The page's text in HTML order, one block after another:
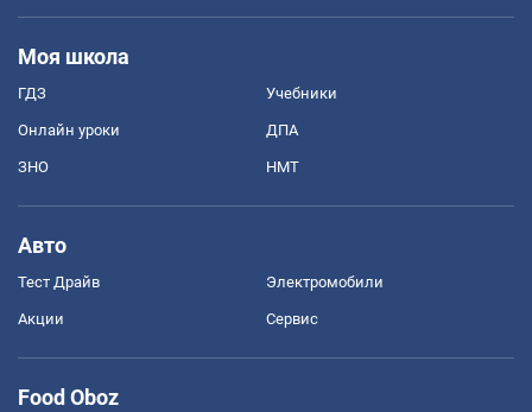
Моя школа
ГДЗ Учебники
Онлайн уроки ДПА
ЗНО НМТ
Авто
Тест Драйв Электромобили
Акции Сервис
Food Oboz